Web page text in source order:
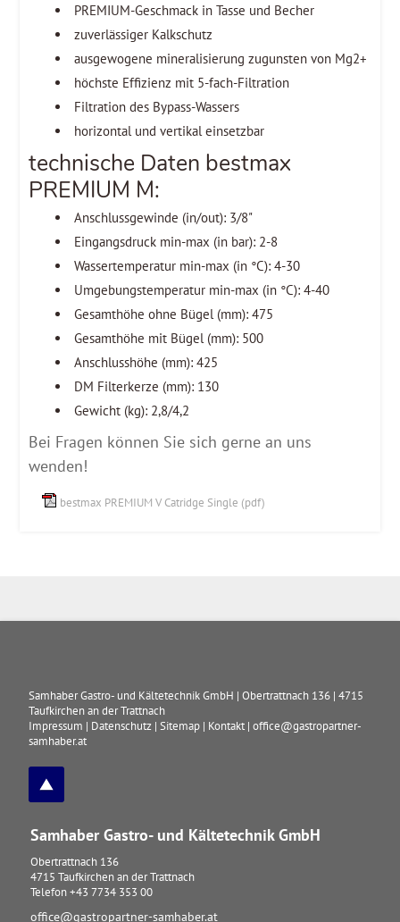
PREMIUM-Geschmack in Tasse und Becher
zuverlässiger Kalkschutz
ausgewogene mineralisierung zugunsten von Mg2+
höchste Effizienz mit 5-fach-Filtration
Filtration des Bypass-Wassers
horizontal und vertikal einsetzbar
technische Daten bestmax
PREMIUM M:
Anschlussgewinde (in/out): 3/8"
Eingangsdruck min-max (in bar): 2-8
Wassertemperatur min-max (in °C): 4-30
Umgebungstemperatur min-max (in °C): 4-40
Gesamthöhe ohne Bügel (mm): 475
Gesamthöhe mit Bügel (mm): 500
Anschlusshöhe (mm): 425
DM Filterkerze (mm): 130
Gewicht (kg): 2,8/4,2
Bei Fragen können Sie sich gerne an uns
wenden!
bestmax PREMIUM V Catridge Single (pdf)
Samhaber Gastro- und Kältetechnik GmbH |Obertrattnach 136 |4715
Taufkirchen an der Trattnach
Impressum | Datenschutz |Sitemap | Kontakt |office@gastropartner-
samhaber.at
Samhaber Gastro- und Kältetechnik GmbH
Obertrattnach 136
4715 Taufkirchen an der Trattnach
Telefon +43 7734 353 00
office@gastropartner-samhaber.at